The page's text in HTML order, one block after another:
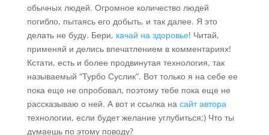
обычных людей. Огромное количество людей
погибло, пытаясь его добыть, и так далее. Я это
делать не буду. Бери, качай на здоровье! Читай,
применяй и делись впечатлением в комментариях!
Кстати, есть и более продвинутая технология, так
называемый “Турбо Суслик”. Вот только я на себе ее
пока еще не опробовал, поэтому тебе пока еще не
рассказываю о ней. А вот и ссылка на сайт автора
технологии, если будет желание углубиться;) Что ты
думаешь по этому поводу?